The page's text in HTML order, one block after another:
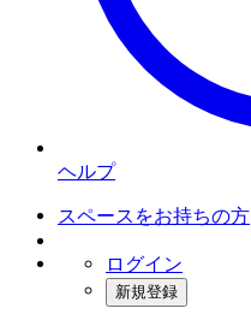
ヘルプ
スペースをお持ちの方
ログイン
新規登録